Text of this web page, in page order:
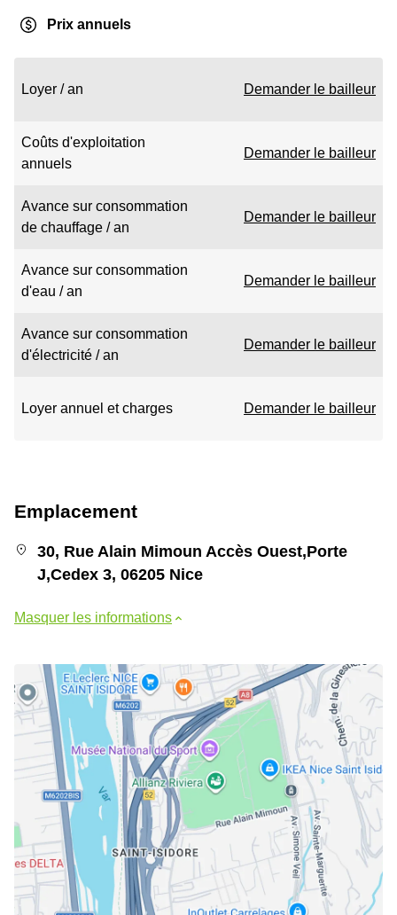
Prix annuels
Loyer / an Demander le bailleur
Coûts d'exploitation
annuels
Demander le bailleur
Avance sur consommation
de chauffage / an
Demander le bailleur
Avance sur consommation
d'eau / an
Demander le bailleur
Avance sur consommation
d'électricité / an
Demander le bailleur
Loyer annuel et charges Demander le bailleur
Emplacement
30, Rue Alain Mimoun Accès Ouest,Porte
J,Cedex 3, 06205 Nice
Masquer les informations